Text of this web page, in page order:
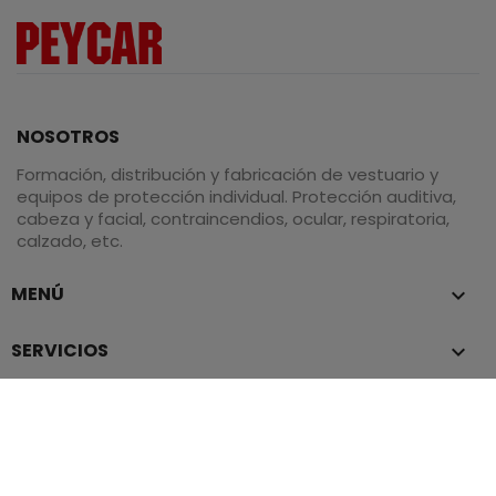
cabeza y facial, contraincendios, ocular, respiratoria,
calzado, etc.
SERVICIOS
POLÍTICAS 
© 2026 - Todos los derechos reservados. Diseñado
por Amodo soluciones